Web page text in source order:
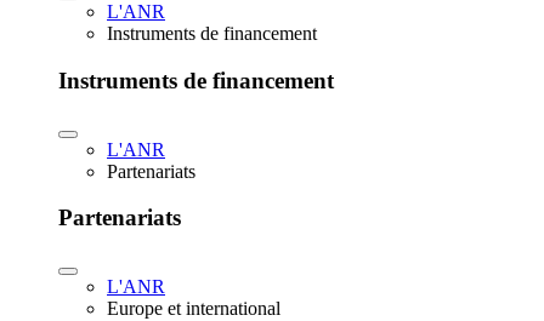
L'ANR
Instruments de financement
Instruments de financement
L'ANR
Partenariats
Partenariats
L'ANR
Europe et international